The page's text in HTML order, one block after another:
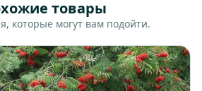
товары
которые могут вам подойти.